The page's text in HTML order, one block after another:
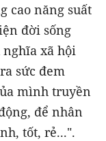
cao năng suất
đời sống
xã hội
sức đem
mình truyền
để nhân
tốt, rẻ...".